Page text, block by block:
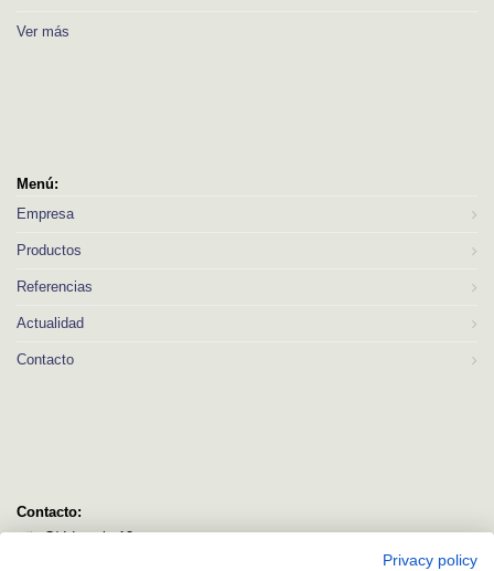
Ver más
Menú:
Empresa
Productos
Referencias
Actualidad
Contacto
Contacto:
C/ Idorsolo 13
Privacy policy